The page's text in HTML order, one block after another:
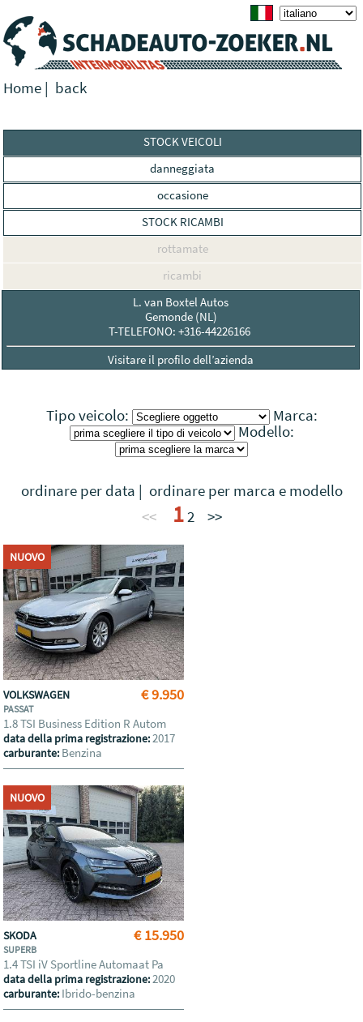
Home | back
STOCK VEICOLI
danneggiata
occasione
STOCK RICAMBI
rottamate
ricambi
L. van Boxtel Autos
Gemonde (NL)
T-TELEFONO: +316-44226166
Visitare il profilo dell’azienda
Tipo veicolo:
Marca:
Modello:
ordinare per data | ordinare per marca e modello
<<
12 >>
NUOVO
€ 9.950
VOLKSWAGEN
PASSAT
1.8 TSI Business Edition R Autom
data della prima registrazione:2017
carburante: Benzina
NUOVO
€ 15.950
SKODA
SUPERB
1.4 TSI iV Sportline Automaat Pa
data della prima registrazione:2020
carburante: Ibrido-benzina